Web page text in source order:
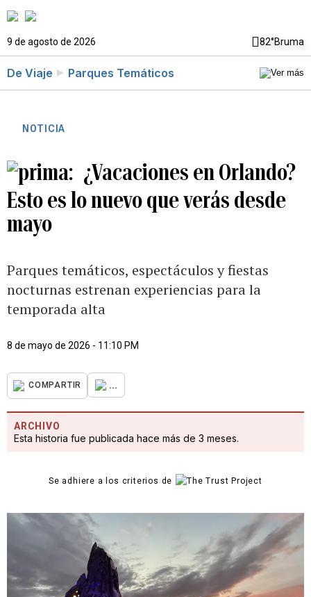
9 de agosto de 2026 82°Bruma
De Viaje Parques Temáticos
NOTICIA
¿Vacaciones en Orlando?
Esto es lo nuevo que verás desde
mayo
Parques temáticos, espectáculos y fiestas
nocturnas estrenan experiencias para la
temporada alta
8 de mayo de 2026 - 11:10 PM
COMPARTIR ...
ARCHIVO
Esta historia fue publicada hace más de 3 meses.
Se adhiere a los criterios de